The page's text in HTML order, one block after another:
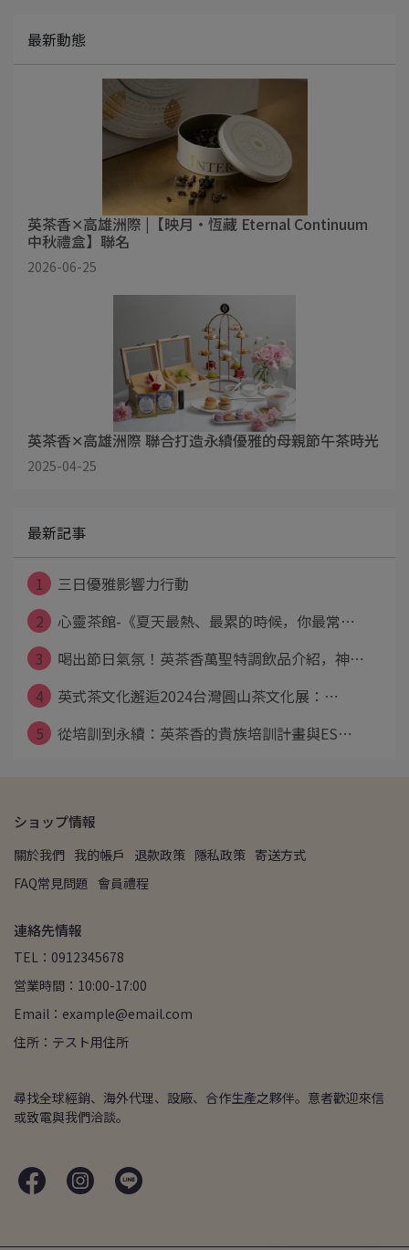
最新動態
英茶香✕高雄洲際 |【映月・恆藏 Eternal Continuum
中秋禮盒】聯名
2026-06-25
英茶香✕高雄洲際 聯合打造永續優雅的母親節午茶時光
2025-04-25
最新記事
1
三日優雅影響力行動
2
心靈茶館-《夏天最熱、最累的時候，你最常⋯
3
喝出節日氣氛！英茶香萬聖特調飲品介紹，神⋯
4
英式茶文化邂逅2024台灣圓山茶文化展：⋯
5
從培訓到永續：英茶香的貴族培訓計畫與ES⋯
ショップ情報
關於我們 我的帳戶 退款政策 隱私政策 寄送方式
FAQ常見問題 會員禮程
連絡先情報
TEL：0912345678
営業時間：10:00-17:00
Email：example@email.com
住所：テスト用住所
尋找全球經銷、海外代理、設廠、合作生產之夥伴。意者歡迎來信
或致電與我們洽談。